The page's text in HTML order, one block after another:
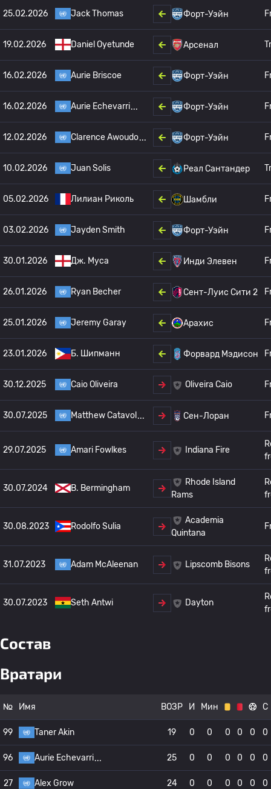
25.02.2026 Jack Thomas Форт-Уэйн
19.02.2026 Daniel Oyetunde Арсенал
16.02.2026 Aurie Briscoe Форт-Уэйн
16.02.2026 Aurie Echevarri Форт-Уэйн
12.02.2026 Clarence Awoudo Форт-Уэйн
10.02.2026 Juan Solis Реал Сантандер
05.02.2026 Лилиан Риколь Шамбли
03.02.2026 Jayden Smith Форт-Уэйн
30.01.2026 Дж. Муса Инди Элевен
26.01.2026 Ryan Becher Сент-Луис Сити 2
25.01.2026 Jeremy Garay Арахис
23.01.2026 Б. Шипманн Форвард Мэдисон
30.12.2025 Caio Oliveira Oliveira Caio
30.07.2025 Matthew Catavol Сен-Лоран
29.07.2025 Amari Fowlkes Indiana Fire
30.07.2024 B. Bermingham
Rhode Island
Rams
30.08.2023 Rodolfo Sulia
Academia
Quintana
31.07.2023 Adam McAleenan Lipscomb Bisons
30.07.2023 Seth Antwi Dayton
Состав
Вратари
№ Имя ВОЗР И Мин С
99 Taner Akin 19 0 0 0 0 0 0
96 Aurie Echevarri 25 0 0 0 0 0 0
27 Alex Grow 24 0 0 0 0 0 0